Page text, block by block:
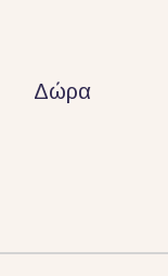
Δώρα